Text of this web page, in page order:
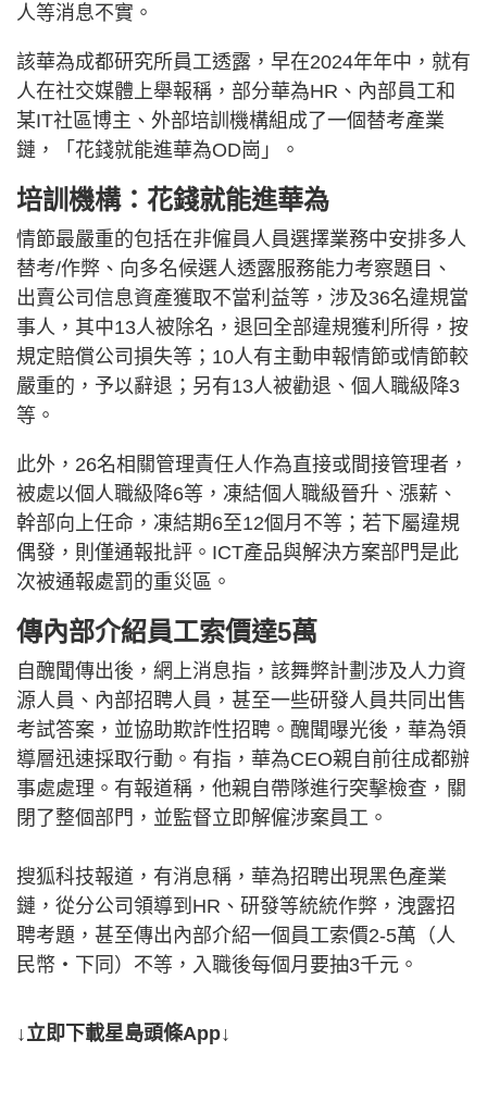
人等消息不實。
該華為成都研究所員工透露，早在2024年年中，就有
人在社交媒體上舉報稱，部分華為HR、內部員工和
某IT社區博主、外部培訓機構組成了一個替考產業
鏈，「花錢就能進華為OD崗」。
培訓機構：花錢就能進華為
情節最嚴重的包括在非僱員人員選擇業務中安排多人
替考/作弊、向多名候選人透露服務能力考察題目、
出賣公司信息資產獲取不當利益等，涉及36名違規當
事人，其中13人被除名，退回全部違規獲利所得，按
規定賠償公司損失等；10人有主動申報情節或情節較
嚴重的，予以辭退；另有13人被勸退、個人職級降3
等。
此外，26名相關管理責任人作為直接或間接管理者，
被處以個人職級降6等，凍結個人職級晉升、漲薪、
幹部向上任命，凍結期6至12個月不等；若下屬違規
偶發，則僅通報批評。ICT產品與解決方案部門是此
次被通報處罰的重災區。
傳內部介紹員工索價達5萬
自醜聞傳出後，網上消息指，該舞弊計劃涉及人力資
源人員、內部招聘人員，甚至一些研發人員共同出售
考試答案，並協助欺詐性招聘。醜聞曝光後，華為領
導層迅速採取行動。有指，華為CEO親自前往成都辦
事處處理。有報道稱，他親自帶隊進行突擊檢查，關
閉了整個部門，並監督立即解僱涉案員工。
搜狐科技報道，有消息稱，華為招聘出現黑色產業
鏈，從分公司領導到HR、研發等統統作弊，洩露招
聘考題，甚至傳出內部介紹一個員工索價2-5萬（人
民幣‧下同）不等，入職後每個月要抽3千元。
↓立即下載星島頭條App↓